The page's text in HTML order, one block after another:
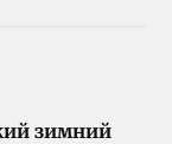
зимний